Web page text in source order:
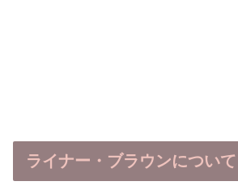
ライナー・ブラウンについて